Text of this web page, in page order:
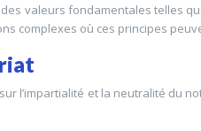
valeurs fondamentales telles
complexes où ces principes
l’impartialité et la neutralité du